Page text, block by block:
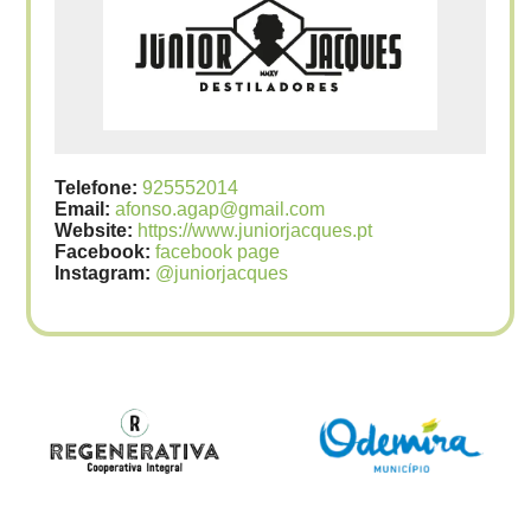
Telefone:925552014
Email:afonso.agap@gmail.com
Website: https://www.juniorjacques.pt
Facebook: facebook page
Instagram: @juniorjacques